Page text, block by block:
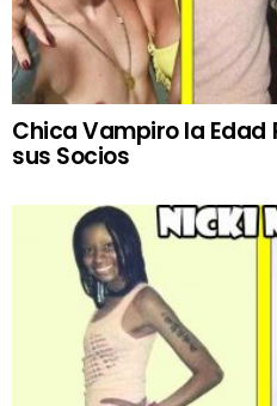
Chica Vampiro la Edad
sus Socios